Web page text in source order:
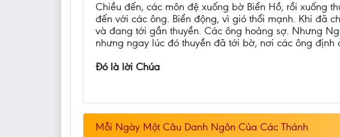
Chiều đến, các môn đệ xuống bờ Biển Hồ, rồi xuống
đến với các ông. Biển động, vì gió thổi mạnh. Khi đã
và đang tới gần thuyền. Các ông hoảng sợ. Nhưng
nhưng ngay lúc đó thuyền đã tới bờ, nơi các ông định
Đó là lời Chúa
Mỗi Ngày Một Câu Danh Ngôn Của Các Thánh